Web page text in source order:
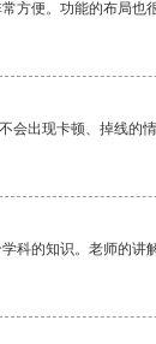
方便。功能的布局也
会出现卡顿、掉线的
科的知识。老师的讲